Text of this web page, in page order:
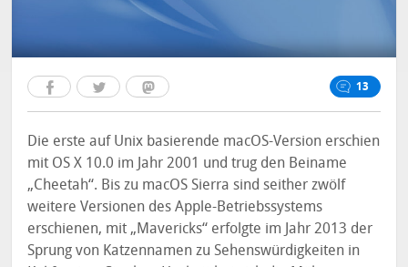
13
Die erste auf Unix basierende macOS-Version erschien
mit OS X 10.0 im Jahr 2001 und trug den Beiname
„Cheetah“. Bis zu macOS Sierra sind seither zwölf
weitere Versionen des Apple-Betriebssystems
erschienen, mit „Mavericks“ erfolgte im Jahr 2013 der
Sprung von Katzennamen zu Sehenswürdigkeiten in